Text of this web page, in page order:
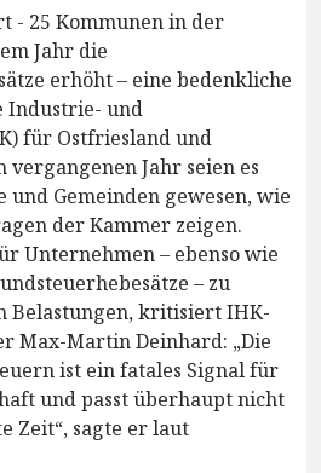
- 25 Kommunen in der
Jahr die
erhöht – eine bedenkliche
Industrie- und
für Ostfriesland und
Jahr seien es
und Gemeinden gewesen, wie
der Kammer zeigen.
Unternehmen – ebenso wie
– zu
Belastungen, kritisiert IHK-
Max-Martin Deinhard: „Die
ist ein fatales Signal für
und passt überhaupt nicht
Zeit“, sagte er laut